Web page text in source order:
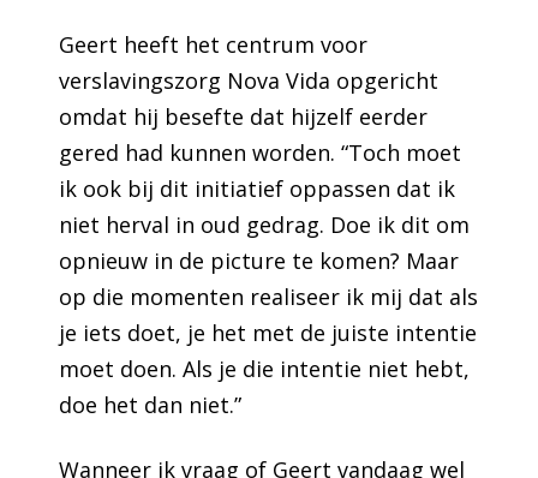
Geert heeft het centrum voor
verslavingszorg Nova Vida opgericht
omdat hij besefte dat hijzelf eerder
gered had kunnen worden. “Toch moet
ik ook bij dit initiatief oppassen dat ik
niet herval in oud gedrag. Doe ik dit om
opnieuw in de picture te komen? Maar
op die momenten realiseer ik mij dat als
je iets doet, je het met de juiste intentie
moet doen. Als je die intentie niet hebt,
doe het dan niet.”
Wanneer ik vraag of Geert vandaag wel